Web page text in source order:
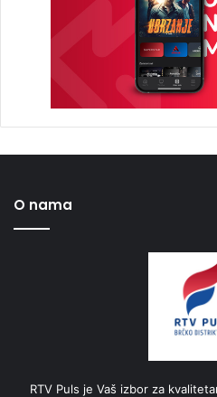
O nama
RTV Puls je Vaš izbor za